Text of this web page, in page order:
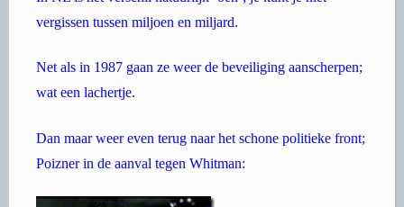
vergissen tussen miljoen en miljard.
Net als in 1987 gaan ze weer de beveiliging aanscherpen;
wat een lachertje.
Dan maar weer even terug naar het schone politieke front;
Poizner in de aanval tegen Whitman: